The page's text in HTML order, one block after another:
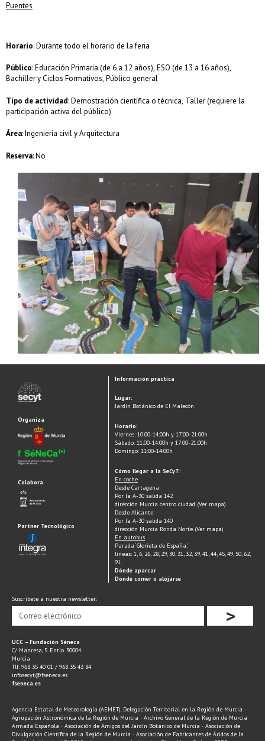
Puentes
Horario: Durante todo el horario de la feria
Público: Educación Primaria (de 6 a 12 años), ESO (de 13 a 16 años),
Bachiller y Ciclos Formativos, Público general
Tipo de actividad: Demostración científica o técnica, Taller (requiere la
participación activa del público)
Área: Ingeniería civil y Arquitectura
Reserva: No
Organiza
Colabora
Partner Tecnológico
Información práctica
Lugar:
Jardín Botánico de El Malecón
Horario:
Viernes: 10:00-14:00h y 17:00-21:00h
Sábado: 11:00-14:00h y 17:00-21:00h
Domingo: 11:00-14:00h
Cómo llegar a la SeCyT:
En coche
Desde Cartagena:
Por la A-30 salida 142
dirección Murcia centro ciudad. (Ver mapa)
Desde Alicante:
Por la A-30 salida 140
dirección Murcia Ronda Norte. (Ver mapa)
En autobus
Parada ‘Glorieta de España’,
líneas: 1, 6, 26, 28, 29, 30, 31, 32, 39, 41, 44, 45, 49, 50, 62,
91.
Dónde aparcar
Dónde comer o alojarse
Suscríbete a nuestra newsletter:
>
UCC – Fundación Séneca
C/ Manresa, 5. Entlo. 30004
Murcia
Tlf: 968 35 40 01 / 968 35 43 84
infosecyt@fseneca.es
fseneca.es
Agencia Estatal de Meteorología (AEMET). Delegación Territorial en la Región de Murcia ·
Agrupación Astronómica de la Región de Murcia · Archivo General de la Región de Murcia ·
Armada Española · Asociación de Amigos del Jardín Botánico de Murcia · Asociación de
Divulgación Científica de la Región de Murcia · Asociación de Fabricantes de Áridos de la